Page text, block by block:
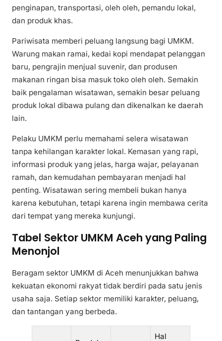
penginapan, transportasi, oleh oleh, pemandu lokal,
dan produk khas.
Pariwisata memberi peluang langsung bagi UMKM.
Warung makan ramai, kedai kopi mendapat pelanggan
baru, pengrajin menjual suvenir, dan produsen
makanan ringan bisa masuk toko oleh oleh. Semakin
baik pengalaman wisatawan, semakin besar peluang
produk lokal dibawa pulang dan dikenalkan ke daerah
lain.
Pelaku UMKM perlu memahami selera wisatawan
tanpa kehilangan karakter lokal. Kemasan yang rapi,
informasi produk yang jelas, harga wajar, pelayanan
ramah, dan kemudahan pembayaran menjadi hal
penting. Wisatawan sering membeli bukan hanya
karena kebutuhan, tetapi karena ingin membawa cerita
dari tempat yang mereka kunjungi.
Tabel Sektor UMKM Aceh yang Paling
Menonjol
Beragam sektor UMKM di Aceh menunjukkan bahwa
kekuatan ekonomi rakyat tidak berdiri pada satu jenis
usaha saja. Setiap sektor memiliki karakter, peluang,
dan tantangan yang berbeda.
Hal